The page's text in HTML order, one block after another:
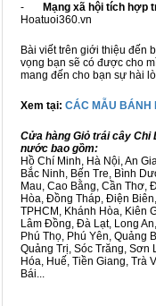
- Mạng xã hội tích hợp
Hoatuoi360.vn
Bài viết trên giới thiệu đến
vọng bạn sẽ có được cho
mang đến cho bạn sự hài
Xem tại: CÁC MẪU BÁNH
Cửa hàng Giỏ trái cây Chi
nước bao gồm:
Hồ Chí Minh, Hà Nội, An
Bắc Ninh, Bến Tre, Bình
Mau, Cao Bằng, Cần Thơ,
Hòa, Đồng Tháp, Điện
TPHCM, Khánh Hòa, Kiên
Lâm Đồng, Đà Lạt, Long
Phú Thọ, Phú Yên, Quảng
Quảng Trị, Sóc Trăng, Sơn
Hóa, Huế, Tiền Giang, Trà
Bái...